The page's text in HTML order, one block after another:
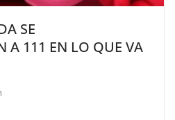
SE
A 111 EN LO QUE VA